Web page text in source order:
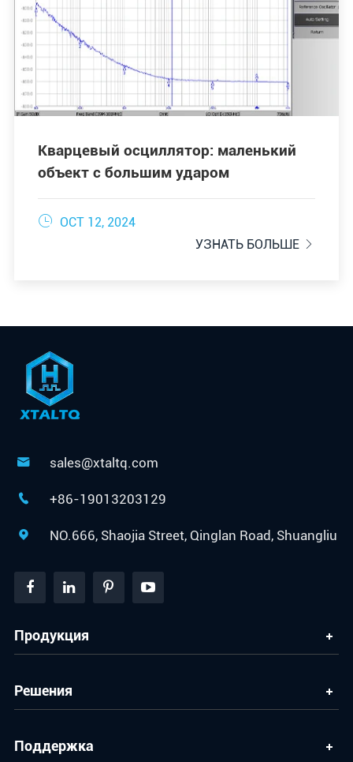
Кварцевый осциллятор: маленький
объект с большим ударом
 OCT 12, 2024
УЗНАТЬ БОЛЬШЕ 
 sales@xtaltq.com
 +86-19013203129
 NO.666, Shaojia Street, Qinglan Road, Shuangliu
Продукция
Решения
Поддержка